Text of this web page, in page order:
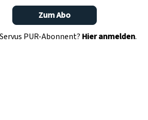
Zum Abo
PUR-Abonnent? Hier anmelden.